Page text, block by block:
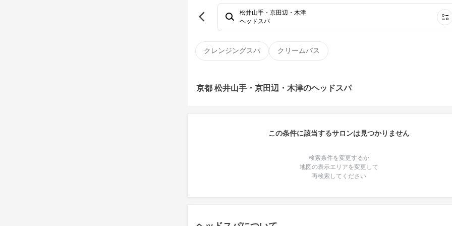
クレンジングスパ クリームバス
松井山手・京田辺・木津
ヘッドスパ
京都 松井山手・京田辺・木津のヘッドスパ
この条件に該当するサロンは見つかりません
検索条件を変更するか
地図の表示エリアを変更して
再検索してください